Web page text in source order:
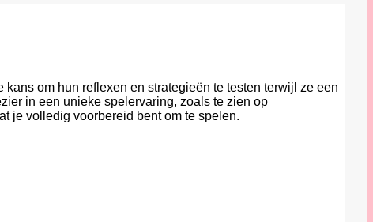
om hun reflexen en strategieën te testen terwijl ze een
in een unieke spelervaring, zoals te zien op
je volledig voorbereid bent om te spelen.